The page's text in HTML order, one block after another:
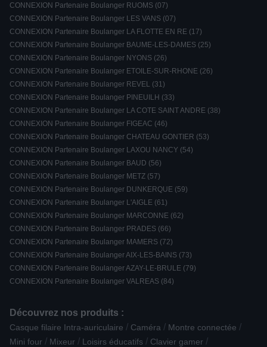
CONNEXION Partenaire Boulanger RUOMS (07)
CONNEXION Partenaire Boulanger LES VANS (07)
CONNEXION Partenaire Boulanger LA FLOTTE EN RE (17)
CONNEXION Partenaire Boulanger BAUME-LES-DAMES (25)
CONNEXION Partenaire Boulanger NYONS (26)
CONNEXION Partenaire Boulanger ETOILE-SUR-RHONE (26)
CONNEXION Partenaire Boulanger REVEL (31)
CONNEXION Partenaire Boulanger PINEUILH (33)
CONNEXION Partenaire Boulanger LA COTE SAINT ANDRE (38)
CONNEXION Partenaire Boulanger FIGEAC (46)
CONNEXION Partenaire Boulanger CHATEAU GONTIER (53)
CONNEXION Partenaire Boulanger LAXOU NANCY (54)
CONNEXION Partenaire Boulanger BAUD (56)
CONNEXION Partenaire Boulanger METZ (57)
CONNEXION Partenaire Boulanger DUNKERQUE (59)
CONNEXION Partenaire Boulanger L'AIGLE (61)
CONNEXION Partenaire Boulanger MARCONNE (62)
CONNEXION Partenaire Boulanger PRADES (66)
CONNEXION Partenaire Boulanger MAMERS (72)
CONNEXION Partenaire Boulanger AIX-LES-BAINS (73)
CONNEXION Partenaire Boulanger AZAY-LE-BRULE (79)
CONNEXION Partenaire Boulanger VALREAS (84)
Découvrez nos produits :
Casque filaire Intra-auriculaire / Caméra / Montre connectée /
Mini four / Mixeur / Loisirs éducatifs / Clavier gamer /